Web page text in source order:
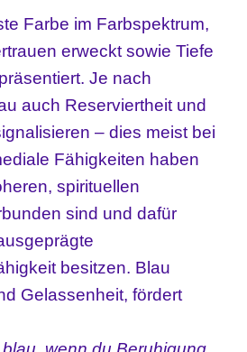
Farbe im Farbspektrum,
erweckt sowie Tiefe
Je nach
auch Reserviertheit und
– dies meist bei
Fähigkeiten haben
spirituellen
sind und dafür
besitzen. Blau
Gelassenheit, fördert